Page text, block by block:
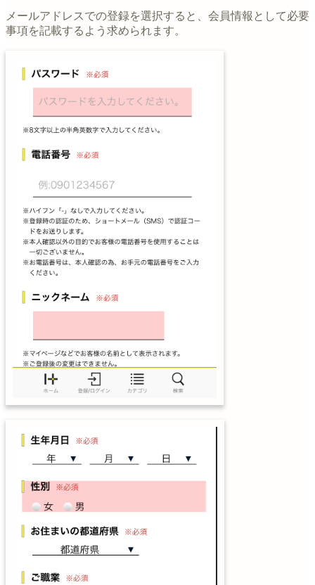
メールアドレスでの登録を選択すると、会員情報として必要
事項を記載するよう求められます。